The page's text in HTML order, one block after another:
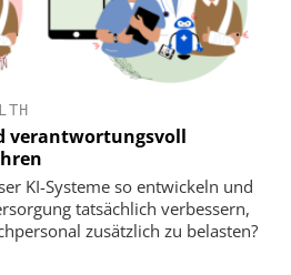
verantwortungsvoll
KI-Systeme so entwickeln und
tatsächlich verbessern,
zusätzlich zu belasten?